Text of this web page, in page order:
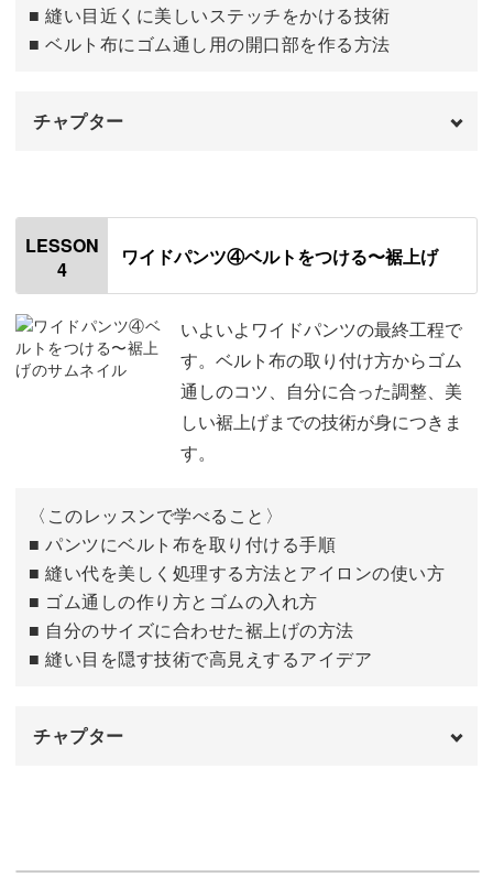
自分の手で作り上げた服を着る満足感は特別なもの。
らしさは格別ですよ。
ベーシックな服作りの習得は、他のアイテム作りにも活か
せる技術がたくさん！
自分だけの服作りを楽しみ、日々のコーディネートをもっ
と豊かにしてみませんか？
■ 縫い目近くに美しいステッチをかける技術
■ ベルト布にゴム通し用の開口部を作る方法
チャプター
股下にジグザグミシンをかける
股下を縫う
ポケットの開き止まりにステッチを入れる 07:53
股下の縫い代を割る 09:00
09:40
ベルト布を輪にする
LESSON
4
ワイドパンツ④ベルトをつける〜裾上げ
いよいよワイドパンツの最終工程で
す。ベルト布の取り付け方からゴム
通しのコツ、自分に合った調整、美
しい裾上げまでの技術が身につきま
す。
〈このレッスンで学べること〉
■ パンツにベルト布を取り付ける手順
■ 縫い代を美しく処理する方法とアイロンの使い方
■ ゴム通しの作り方とゴムの入れ方
■ 自分のサイズに合わせた裾上げの方法
■ 縫い目を隠す技術で高見えするアイデア
チャプター